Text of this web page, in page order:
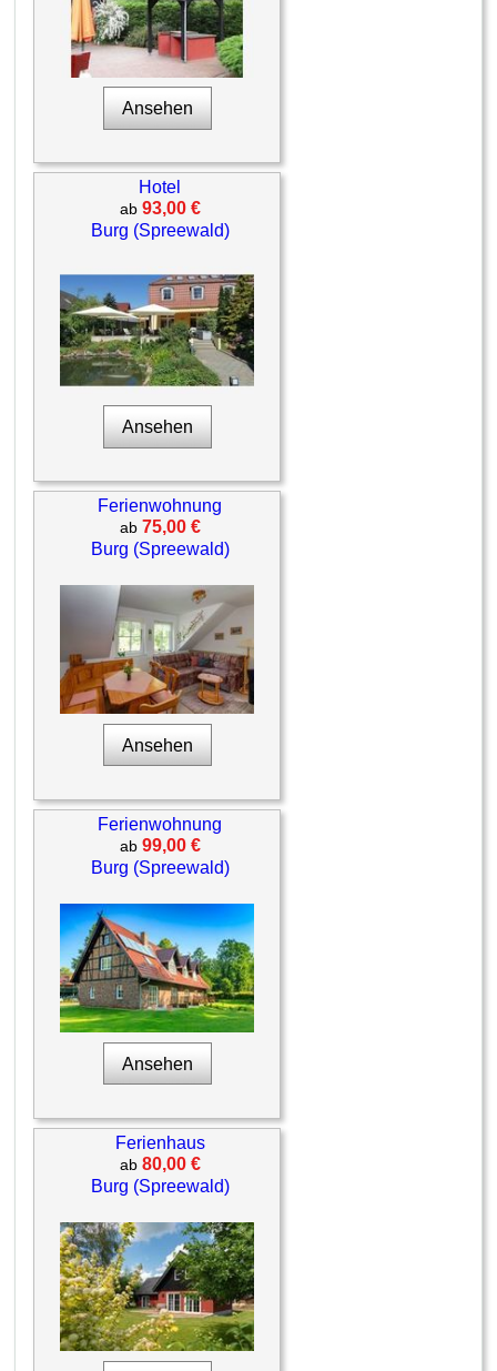
Ansehen
Hotel
ab 93,00 €
Burg (Spreewald)
Ansehen
Ferienwohnung
ab 75,00 €
Burg (Spreewald)
Ansehen
Ferienwohnung
ab 99,00 €
Burg (Spreewald)
Ansehen
Ferienhaus
ab 80,00 €
Burg (Spreewald)